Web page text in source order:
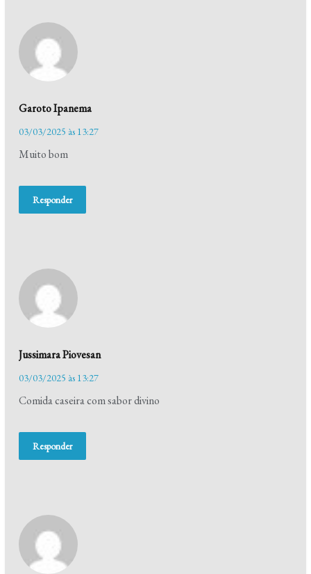
Garoto Ipanema
03/03/2025 às 13:27
Muito bom
Responder
Jussimara Piovesan
03/03/2025 às 13:27
Comida caseira com sabor divino
Responder